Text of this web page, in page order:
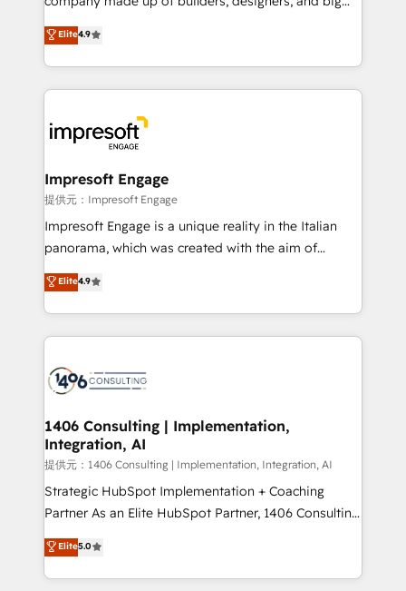
Platform Migration Excellence. • Top 3 Partner of the
Year LATAM 2022, 2023, 2024, 2025. • Partner of the
business with HubSpot? Let Cebra’s experts help
you grow faster, smarter, and with impact.
thinkers. We blend strategy, design, and
development—always fueled by curiosity—to turn
ideas, opportunities, and challenges into meaningful
experiences. To us, technology is more than just
and—most importantly—simple. That’s why we lean
into bold ideas and shape them into thoughtful
products and strategies that actually make a
difference.
Elite4.9
Impresoft Engage
提供元：Impresoft Engage
Impresoft Engage is a unique reality in the Italian
panorama, which was created with the aim of
putting Customer Experience at the center by
creating digital environments capable of integrating
people, processes and data. We offer the best
digital solutions on the market, ranging from CRM
marketing automation to online and offline sales
allowing companies to optimize processes and meet
the needs of the customer. We are part of Impresoft
Group, a group of specialized and complementary
companies that divide their offer into 4
Competence Centers: Smart Manufacturing,
The synergies generated by these integrations,
together with the combination of talents, skills,
Elite4.9
1406 Consulting | Implementation,
Integration, AI
提供元：1406 Consulting | Implementation, Integration, AI
Strategic HubSpot Implementation + Coaching
Partner As an Elite HubSpot Partner, 1406 Consulting
helps mid-market revenue teams transform how
they sell, market, and serve. We don't just build your
HubSpot—we teach your team to own it, then stay
Elite5.0